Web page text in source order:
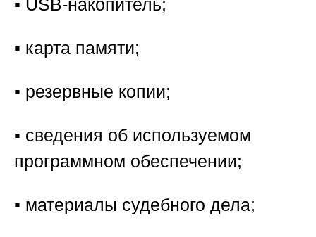
▪️ USB-накопитель;
▪️ карта памяти;
▪️ резервные копии;
▪️ сведения об используемом
программном обеспечении;
▪️ материалы судебного дела;